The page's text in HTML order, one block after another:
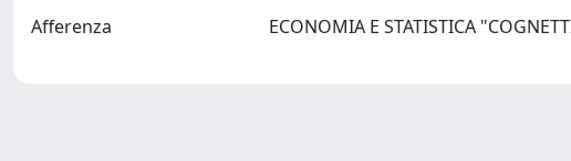
Afferenza ECONOMIA E STATISTICA